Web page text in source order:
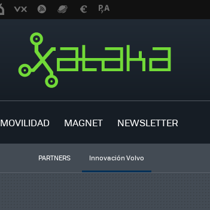
MOVILIDAD MAGNET NEWSLETTER
PARTNERS Innovación Volvo